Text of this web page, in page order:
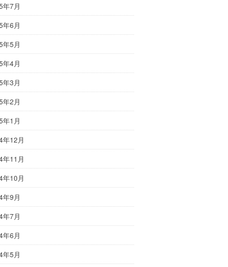
年7月
年6月
年5月
年4月
年3月
年2月
年1月
年12月
年11月
年10月
年9月
年7月
年6月
年5月